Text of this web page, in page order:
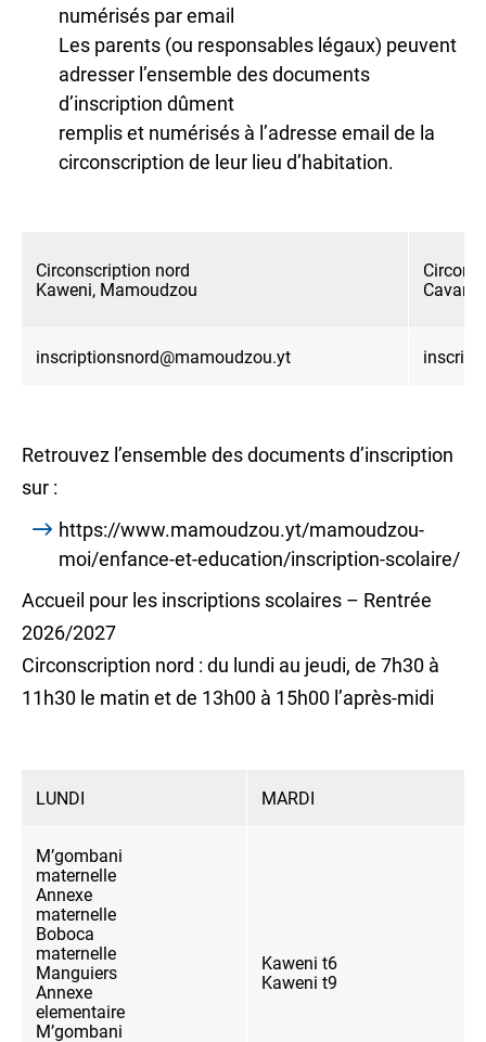
numérisés par email
Les parents (ou responsables légaux) peuvent
adresser l’ensemble des documents
d’inscription dûment
remplis et numérisés à l’adresse email de la
circonscription de leur lieu d’habitation.
Circonscription nord
Kaweni, Mamoudzou
Cavani,
inscriptionsnord@mamoudzou.yt
Retrouvez l’ensemble des documents d’inscription
sur :
https://www.mamoudzou.yt/mamoudzou-
moi/enfance-et-education/inscription-scolaire/
Accueil pour les inscriptions scolaires – Rentrée
2026/2027
Circonscription nord : du lundi au jeudi, de 7h30 à
11h30 le matin et de 13h00 à 15h00 l’après-midi
LUNDI MARDI
M’gombani
maternelle
Annexe
maternelle
Boboca
maternelle
Manguiers
Annexe
elementaire
M’gombani
Kaweni t6
Kaweni t9